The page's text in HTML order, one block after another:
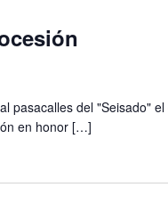
pasacalles del "Seisado"
en honor […]